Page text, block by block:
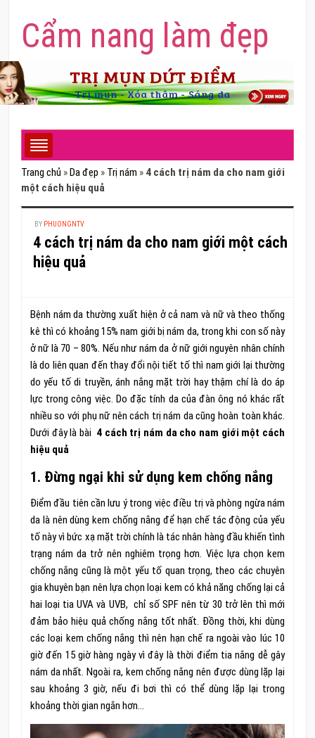
Cẩm nang làm đẹp
Trang chủ » Da đẹp » Trị nám » 4 cách trị nám da cho nam giới
một cách hiệu quả
BY PHUONGNTV
4 cách trị nám da cho nam giới một cách
hiệu quả
Bệnh nám da thường xuất hiện ở cả nam và nữ và theo thống
kê thì có khoảng 15% nam giới bị nám da, trong khi con số này
ở nữ là 70 – 80%. Nếu như nám da ở nữ giới nguyên nhân chính
là do liên quan đến thay đổi nội tiết tố thì nam giới lại thường
do yếu tố di truyền, ánh nắng mặt trời hay thậm chí là do áp
lực trong công việc. Do đặc tính da của đàn ông nó khác rất
nhiều so với phụ nữ nên cách trị nám da cũng hoàn toàn khác.
Dưới đây là bài 4 cách trị nám da cho nam giới một cách
hiệu quả
1. Đừng ngại khi sử dụng kem chống nắng
Điểm đầu tiên cần lưu ý trong việc điều trị và phòng ngừa nám
da là nên dùng kem chống nắng để hạn chế tác động của yếu
tố này vì bức xạ mặt trời chính là tác nhân hàng đầu khiến tình
trạng nám da trở nên nghiêm trọng hơn. Việc lựa chọn kem
chống nắng cũng là một yếu tố quan trọng, theo các chuyên
gia khuyên bạn nên lựa chọn loại kem có khả năng chống lại cả
hai loại tia UVA và UVB, chỉ số SPF nên từ 30 trở lên thì mới
đảm bảo hiệu quả chống nắng tốt nhất. Đồng thời, khi dùng
các loại kem chống nắng thì nên hạn chế ra ngoài vào lúc 10
giờ đến 15 giờ hàng ngày vì đây là thời điểm tia nắng dễ gây
nám da nhất. Ngoài ra, kem chống nắng nên được dùng lặp lại
sau khoảng 3 giờ, nếu đi bơi thì có thể dùng lặp lại trong
khoảng thời gian ngắn hơn…